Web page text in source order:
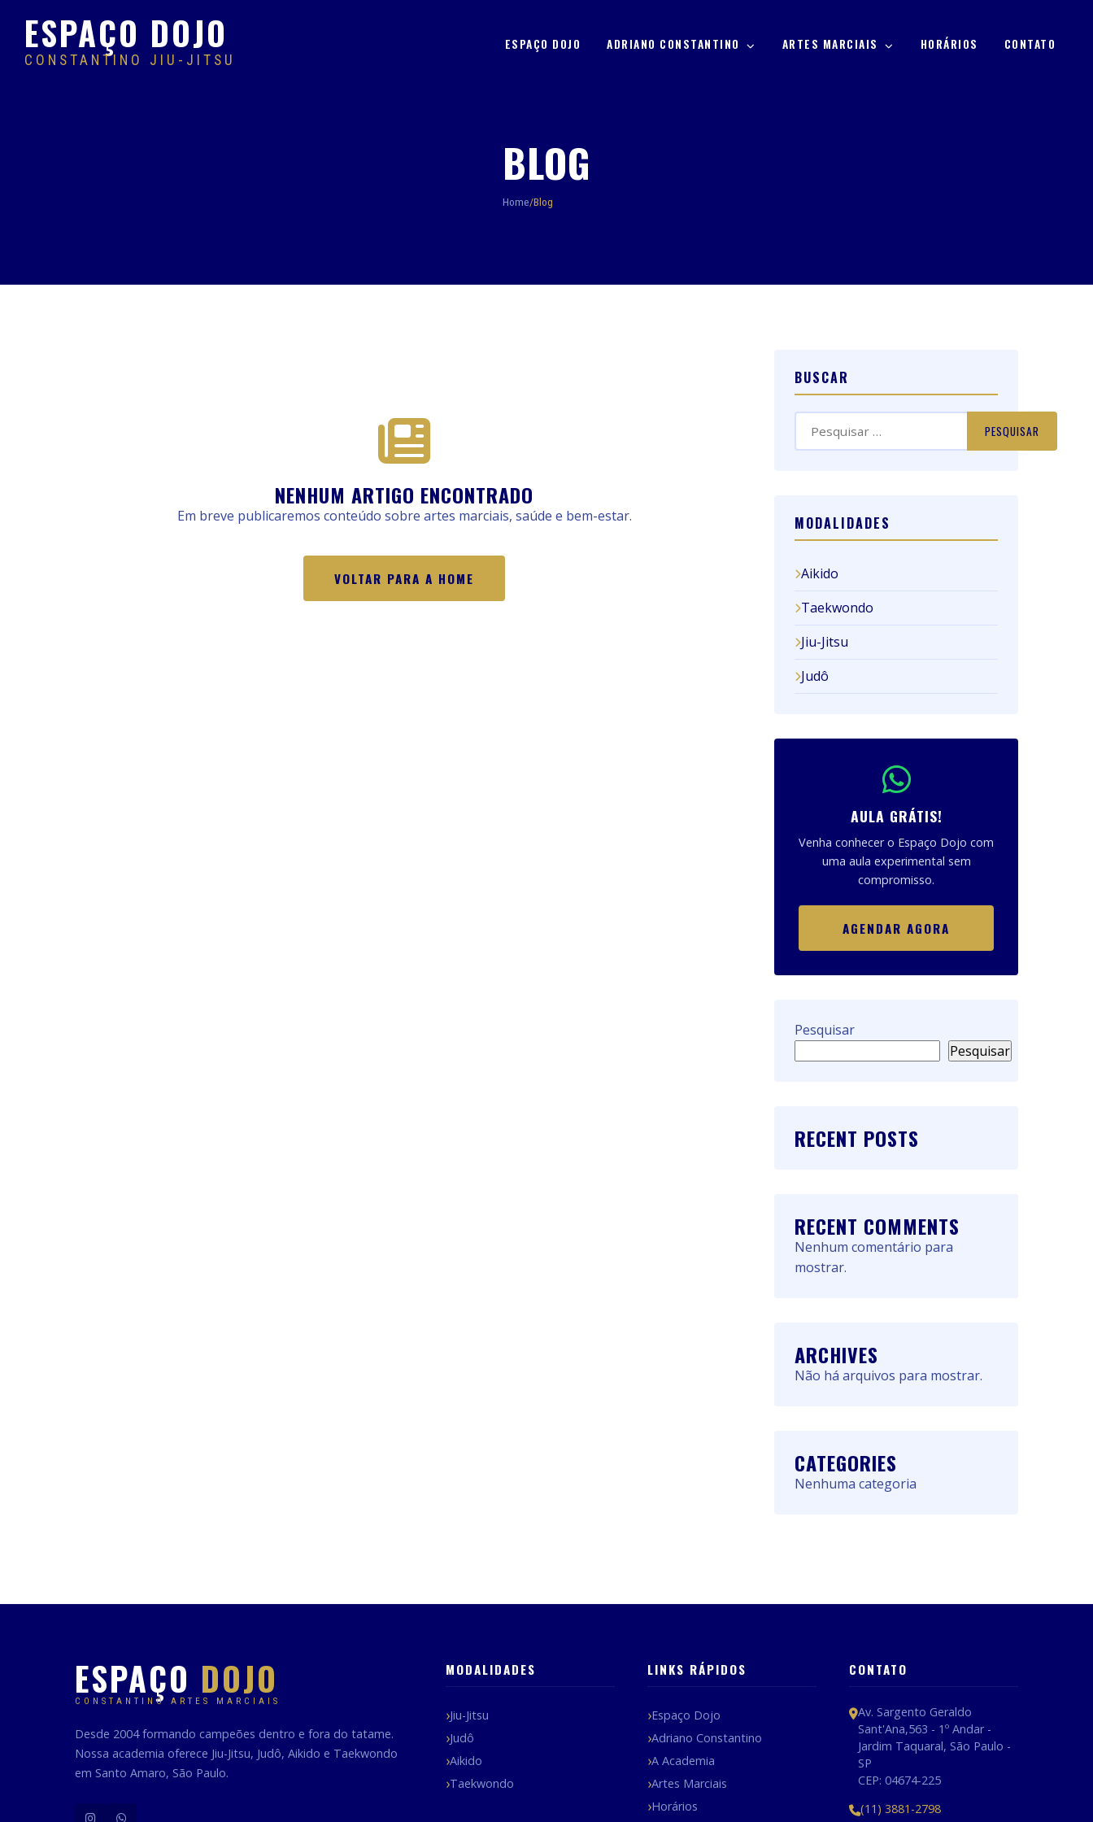
ESPAÇO DOJO ADRIANO CONSTANTINO ARTES MARCIAIS HORÁRIOS CONTATO
ESPAÇO DOJO
CONSTANTINO JIU-JITSU
BLOG
Home/Blog
NENHUM ARTIGO ENCONTRADO
Em breve publicaremos conteúdo sobre artes marciais, saúde e bem-estar.
VOLTAR PARA A HOME
BUSCAR
por:
MODALIDADES
Aikido
Taekwondo
Jiu-Jitsu
Judô
AULA GRÁTIS!
Venha conhecer o Espaço Dojo com
uma aula experimental sem
compromisso.
AGENDAR AGORA
Pesquisar
Pesquisar
RECENT POSTS
RECENT COMMENTS
Nenhum comentário para
mostrar.
ARCHIVES
Não há arquivos para mostrar.
CATEGORIES
Nenhuma categoria
ESPAÇO DOJO
CONSTANTINO ARTES MARCIAIS
Desde 2004 formando campeões dentro e fora do tatame.
Nossa academia oferece Jiu-Jitsu, Judô, Aikido e Taekwondo
em Santo Amaro, São Paulo.
MODALIDADES
Jiu-Jitsu
Judô
Aikido
Taekwondo
LINKS RÁPIDOS
Espaço Dojo
Adriano Constantino
A Academia
Artes Marciais
Horários
CONTATO
Av. Sargento Geraldo
Sant'Ana,563 - 1º Andar -
Jardim Taquaral, São Paulo -
SP
CEP: 04674-225
(11) 3881-2798